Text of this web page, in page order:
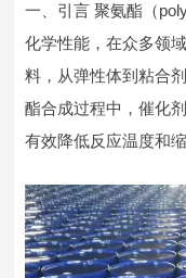
一、引言 聚氨酯（
化学性能，在众多领
料，从弹性体到粘合
酯合成过程中，催化
有效降低反应温度和